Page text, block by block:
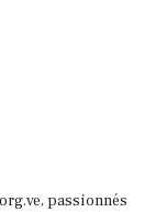
passionnés